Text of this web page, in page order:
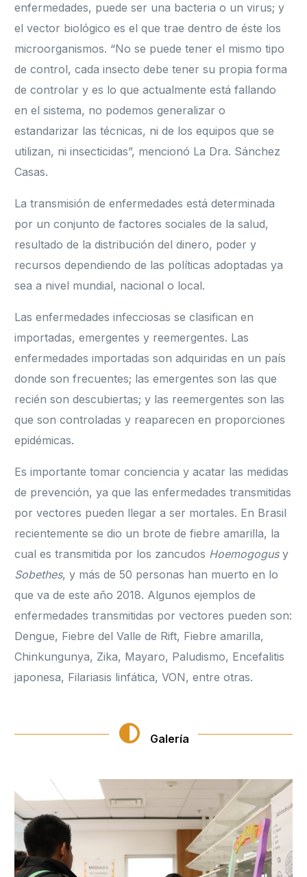
enfermedades, puede ser una bacteria o un virus; y
el vector biológico es el que trae dentro de éste los
microorganismos. “No se puede tener el mismo tipo
de control, cada insecto debe tener su propia forma
de controlar y es lo que actualmente está fallando
en el sistema, no podemos generalizar o
estandarizar las técnicas, ni de los equipos que se
utilizan, ni insecticidas”, mencionó La Dra. Sánchez
Casas.
La transmisión de enfermedades está determinada
por un conjunto de factores sociales de la salud,
resultado de la distribución del dinero, poder y
recursos dependiendo de las políticas adoptadas ya
sea a nivel mundial, nacional o local.
Las enfermedades infecciosas se clasifican en
importadas, emergentes y reemergentes. Las
enfermedades importadas son adquiridas en un país
donde son frecuentes; las emergentes son las que
recién son descubiertas; y las reemergentes son las
que son controladas y reaparecen en proporciones
epidémicas.
Es importante tomar conciencia y acatar las medidas
de prevención, ya que las enfermedades transmitidas
por vectores pueden llegar a ser mortales. En Brasil
recientemente se dio un brote de fiebre amarilla, la
cual es transmitida por los zancudos Hoemogogusy
Sobethes, y más de 50 personas han muerto en lo
que va de este año 2018. Algunos ejemplos de
enfermedades transmitidas por vectores pueden son:
Dengue, Fiebre del Valle de Rift, Fiebre amarilla,
Chinkungunya, Zika, Mayaro, Paludismo, Encefalitis
japonesa, Filariasis linfática, VON, entre otras.
Galería